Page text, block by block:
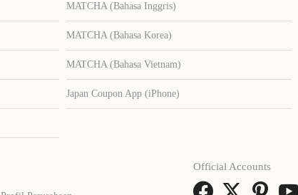
MATCHA (Bahasa Inggris)
MATCHA (Bahasa Korea)
MATCHA (Bahasa Vietnam)
Japan Coupon App (iPhone)
Official Accounts